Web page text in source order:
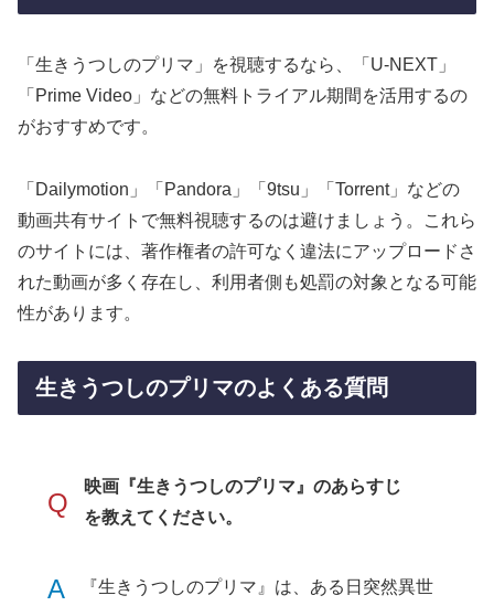
「生きうつしのプリマ」を視聴するなら、「U-NEXT」
「Prime Video」などの無料トライアル期間を活用するの
がおすすめです。
「Dailymotion」「Pandora」「9tsu」「Torrent」などの
動画共有サイトで無料視聴するのは避けましょう。これら
のサイトには、著作権者の許可なく違法にアップロードさ
れた動画が多く存在し、利用者側も処罰の対象となる可能
性があります。
生きうつしのプリマのよくある質問
Q
映画『生きうつしのプリマ』のあらすじ
を教えてください。
A
『生きうつしのプリマ』は、ある日突然異世